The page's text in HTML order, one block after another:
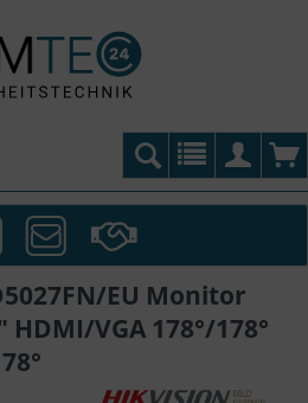
EU Monitor
HDMI/VGA 178°/178°